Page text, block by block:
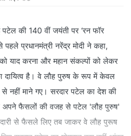
पटेल की 140 वीं जयंती पर ‘रन फॉर
पहले प्रधानमंत्री नरेंद्र मोदी ने कहा,
याद करना और महान संकल्‍पों को लेकर
दायित्‍व है। वे लौह पुरुष के रूप में केवल
नहीं माने गए। सरदार पटेल का देश की
अपने फैसलों की वजह से पटेल 'लौह पुरुष'
से फैसले लिए तब जाकर वे लौह पुरूष